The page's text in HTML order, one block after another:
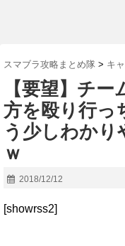
スマブラ攻略まとめ隊 > キ
【要望】チ
方を殴り行っ
う少しわかり
ｗ
2018/12/12
[showrss2]